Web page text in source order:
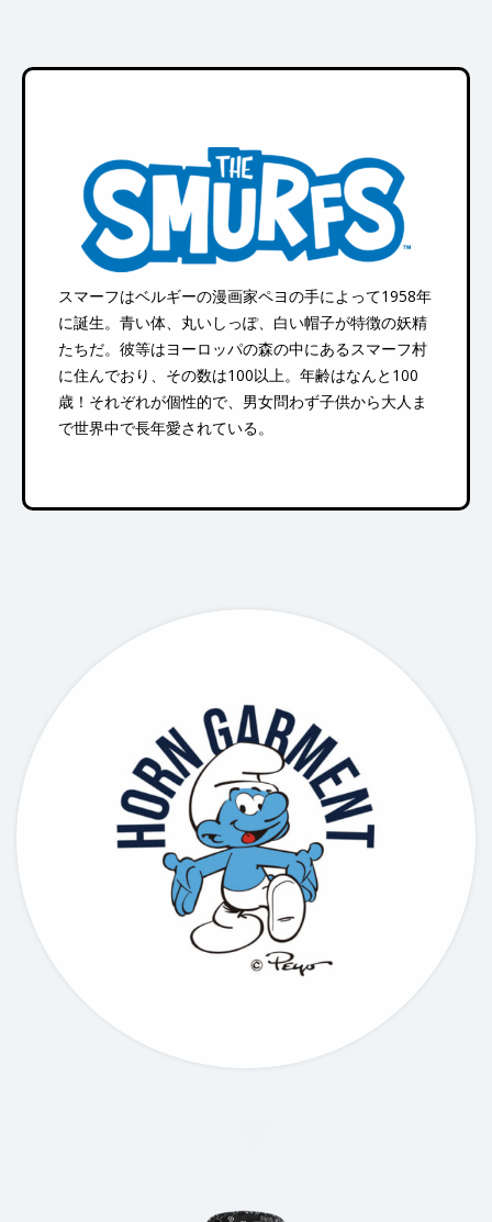
スマーフはベルギーの漫画家ペヨの手によって1958年
に誕生。青い体、丸いしっぽ、白い帽子が特徴の妖精
たちだ。彼等はヨーロッパの森の中にあるスマーフ村
に住んでおり、その数は100以上。年齢はなんと100
歳！それぞれが個性的で、男女問わず子供から大人ま
で世界中で長年愛されている。